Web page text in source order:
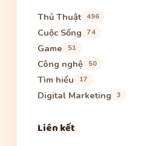
Thủ Thuật 496
Cuộc Sống 74
Game 51
Công nghệ 50
Tìm hiểu 17
Digital Marketing 3
Liên kết